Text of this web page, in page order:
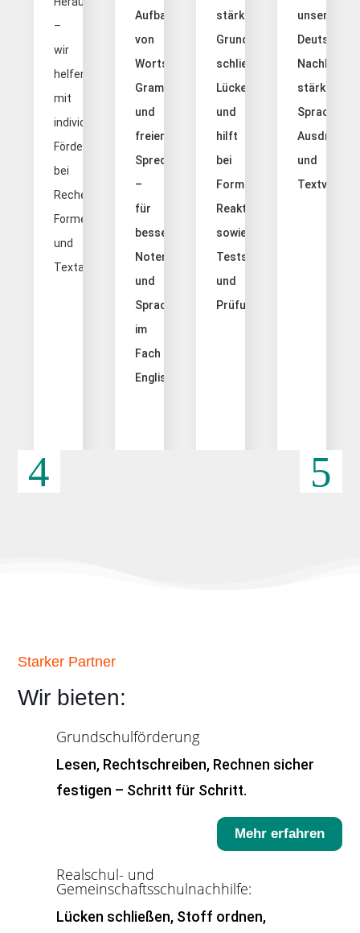
–
wir
helfen
mit
individueller
Förderung
bei
Rechenwegen,
Formeln
und
Textaufgaben.
Aufbau
von
Wortschatz,
Grammatik
und
freiem
Sprechen
–
für
bessere
Noten
und
Sprachgefühl
im
Fach
Englisch.
stärkt
Grundlagen,
schließt
Lücken
und
hilft
bei
Formeln,
Reaktionen
sowie
Tests
und
Prüfungen.
unsere
Deutsch
Nachhilfe
stärkt
Ausdruck
und
Starker Partner
Wir bieten:
Grundschulförderung
Lesen, Rechtschreiben, Rechnen sicher
festigen – Schritt für Schritt.
Mehr erfahren
Realschul- und
Gemeinschaftsschulnachhilfe:
Lücken schließen, Stoff ordnen,